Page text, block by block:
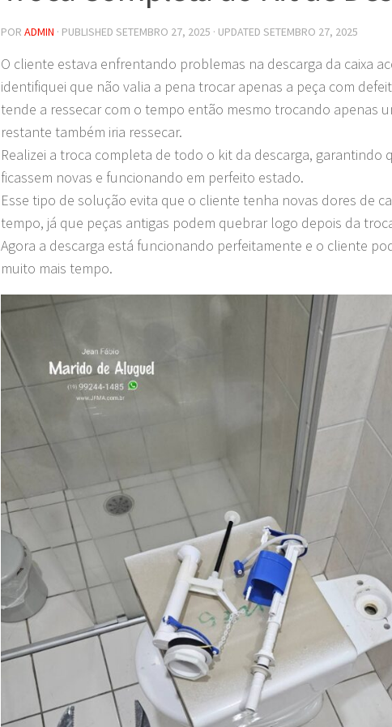
POR ADMIN · PUBLISHED SETEMBRO 27, 2025 · UPDATED SETEMBRO 27, 2025
O cliente estava enfrentando problemas na descarga da caixa
identifiquei que não valia a pena trocar apenas a peça com
tende a ressecar com o tempo então mesmo trocando apenas
restante também iria ressecar.
Realizei a troca completa de todo o kit da descarga, garantindo
ficassem novas e funcionando em perfeito estado.
Esse tipo de solução evita que o cliente tenha novas dores de
tempo, já que peças antigas podem quebrar logo depois da
Agora a descarga está funcionando perfeitamente e o cliente
muito mais tempo.